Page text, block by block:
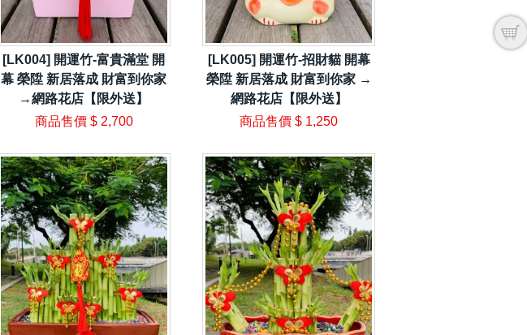
[LK004] 開運竹-富貴滿堂 開
幕 榮陞 新居落成 財富到你家
→網路花店【限外送】
商品售價 $ 2,700
[LK005] 開運竹-招財貓 開幕
榮陞 新居落成 財富到你家 →
網路花店【限外送】
商品售價 $ 1,250